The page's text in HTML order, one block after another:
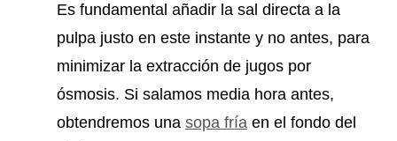
Es fundamental añadir la sal directa a la
pulpa justo en este instante y no antes, para
minimizar la extracción de jugos por
ósmosis. Si salamos media hora antes,
obtendremos una sopa fría en el fondo del